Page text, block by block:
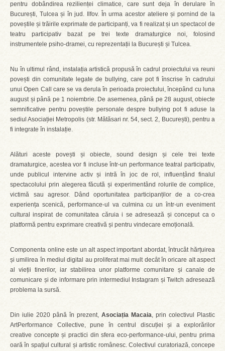
pentru dobândirea rezilienței climatice, care sunt deja în derulare în
București, Tulcea și în jud. Ilfov. În urma acestor ateliere și pornind de la
poveștile și trăirile exprimate de participanți, va fi realizat și un spectacol de
teatru participativ bazat pe trei texte dramaturgice noi, folosind
instrumentele psiho-dramei, cu reprezentații la București și Tulcea.
Nu în ultimul rând, instalația artistică propusă în cadrul proiectului va reuni
povești din comunitate legate de bullying, care pot fi înscrise în cadrului
unui Open Call care se va derula în perioada proiectului, începând cu luna
august și până pe 1 noiembrie. De asemenea, până pe 28 august, obiecte
semnificative pentru poveștile personale despre bullying pot fi aduse la
sediul Asociației Metropolis (str. Mătăsari nr. 54, sect. 2, București), pentru a
fi integrate în instalație.
Alături aceste povești și obiecte, sound design și cele trei texte
dramaturgice, acestea vor fi incluse într-un performance teatral participativ,
unde publicul intervine activ și intră în joc de rol, influențând finalul
spectacolului prin alegerea făcută și experimentând rolurile de complice,
victimă sau agresor. Dând oportunitatea participanților de a co-crea
experiența scenică, performance-ul va culmina cu un într-un eveniment
cultural inspirat de comunitatea căruia i se adresează și conceput ca o
platformă pentru exprimare creativă și pentru vindecare emoțională.
Componenta online este un alt aspect important abordat, întrucât hărțuirea
și umilirea în mediul digital au proliferat mai mult decât în oricare alt aspect
al vieții tinerilor, iar stabilirea unor platforme comunitare și canale de
comunicare și de informare prin intermediul Instagram și Twitch adresează
problema la sursă.
Din iulie 2020 până în prezent, Asociația Macaia, prin colectivul Plastic
ArtPerformance Collective, pune în centrul discuției și a explorărilor
creative concepte și practici din sfera eco-performance-ului, pentru prima
oară în spațiul cultural și artistic românesc. Colectivul curatoriază, concepe